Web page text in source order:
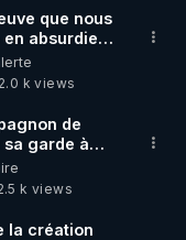
que nous
absurdie
veut faire
!
2.0 k views
de
garde à
k views
la création